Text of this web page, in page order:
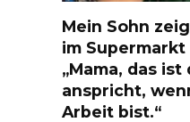
Mein Sohn
im
„Mama, das
anspricht,
Arbeit bist.“